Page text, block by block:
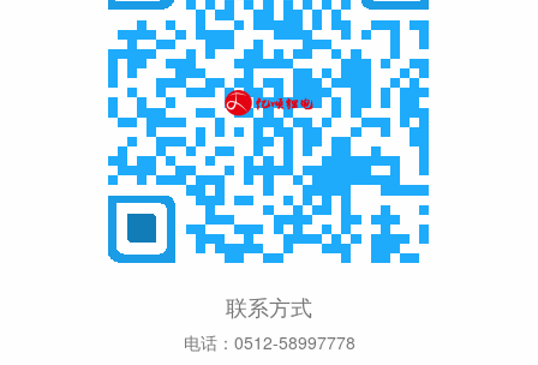
联系方式
电话：0512-58997778